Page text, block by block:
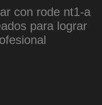
con rode nt1-a
para lograr